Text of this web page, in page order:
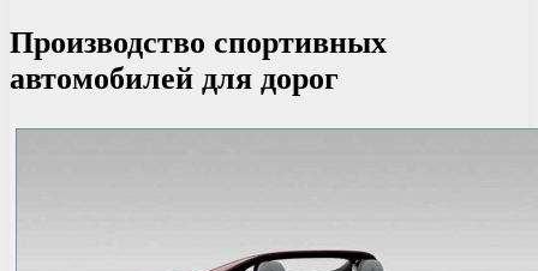
Производство спортивных
автомобилей для дорог